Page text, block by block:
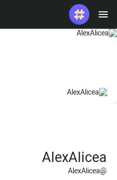
AlexAlicea
@AlexAlicea